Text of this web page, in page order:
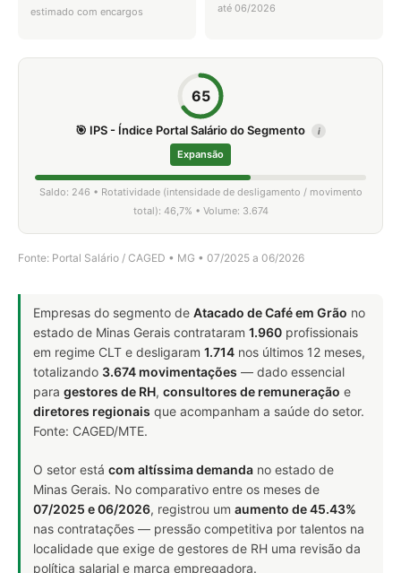
estimado com encargos até 06/2026
65
🎯 IPS - Índice Portal Salário do Segmento i
Expansão
Saldo: 246 • Rotatividade (intensidade de desligamento / movimento
total): 46,7% • Volume: 3.674
Fonte: Portal Salário / CAGED • MG • 07/2025 a 06/2026
Empresas do segmento de Atacado de Café em Grão no
estado de Minas Gerais contrataram 1.960 profissionais
em regime CLT e desligaram 1.714 nos últimos 12 meses,
totalizando 3.674 movimentações — dado essencial
para gestores de RH, consultores de remuneração e
diretores regionais que acompanham a saúde do setor.
Fonte: CAGED/MTE.
O setor está com altíssima demanda no estado de
Minas Gerais. No comparativo entre os meses de
07/2025 e 06/2026, registrou um aumento de 45.43%
nas contratações — pressão competitiva por talentos na
localidade que exige de gestores de RH uma revisão da
política salarial e marca empregadora.